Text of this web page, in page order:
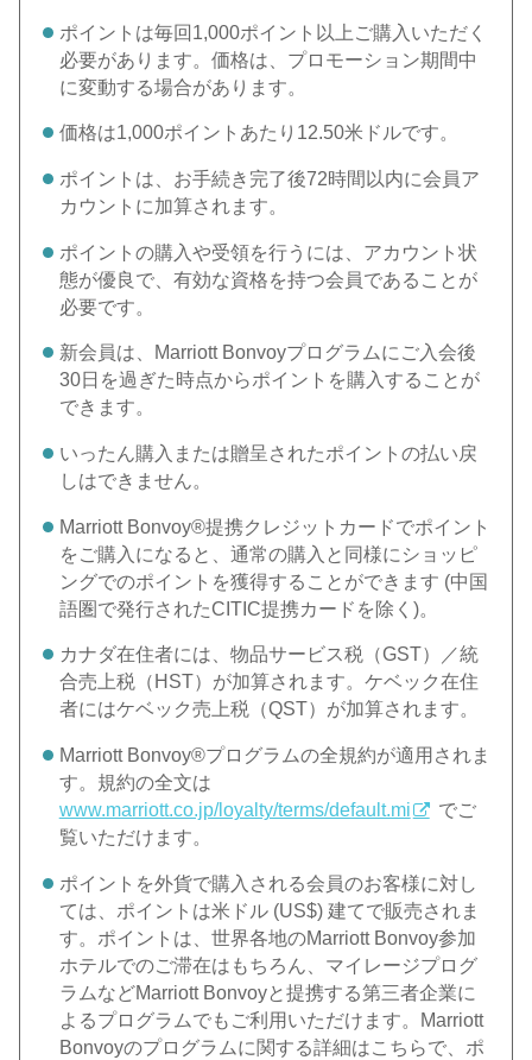
ポイントは毎回1,000ポイント以上ご購入いただく
必要があります。価格は、プロモーション期間中
に変動する場合があります。
価格は1,000ポイントあたり12.50米ドルです。
ポイントは、お手続き完了後72時間以内に会員ア
カウントに加算されます。
ポイントの購入や受領を行うには、アカウント状
態が優良で、有効な資格を持つ会員であることが
必要です。
新会員は、Marriott Bonvoyプログラムにご入会後
30日を過ぎた時点からポイントを購入することが
できます。
いったん購入または贈呈されたポイントの払い戻
しはできません。
Marriott Bonvoy®提携クレジットカードでポイント
をご購入になると、通常の購入と同様にショッピ
ングでのポイントを獲得することができます (中国
語圏で発行されたCITIC提携カードを除く)。
カナダ在住者には、物品サービス税（GST）／統
合売上税（HST）が加算されます。ケベック在住
者にはケベック売上税（QST）が加算されます。
Marriott Bonvoy®プログラムの全規約が適用されま
す。規約の全文は
www.marriott.co.jp/loyalty/terms/default.mi
でご
覧いただけます。
ポイントを外貨で購入される会員のお客様に対し
ては、ポイントは米ドル (US$) 建てで販売されま
す。ポイントは、世界各地のMarriott Bonvoy参加
ホテルでのご滞在はもちろん、マイレージプログ
ラムなどMarriott Bonvoyと提携する第三者企業に
よるプログラムでもご利用いただけます。Marriott
Bonvoyのプログラムに関する詳細はこちらで、ポ